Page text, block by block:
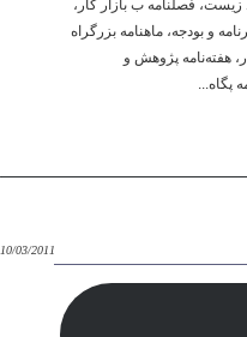
فصلنامه ب بازار کار،
و بودجه، ماهنامه بزرگراه
هفته‌نامه پژوهش و
پگاه...
10/03/2011